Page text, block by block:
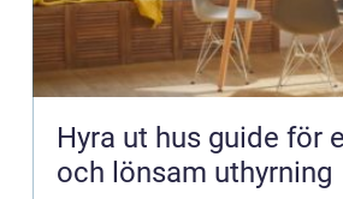
Hyra ut hus guide för en trygg
och lönsam uthyrning